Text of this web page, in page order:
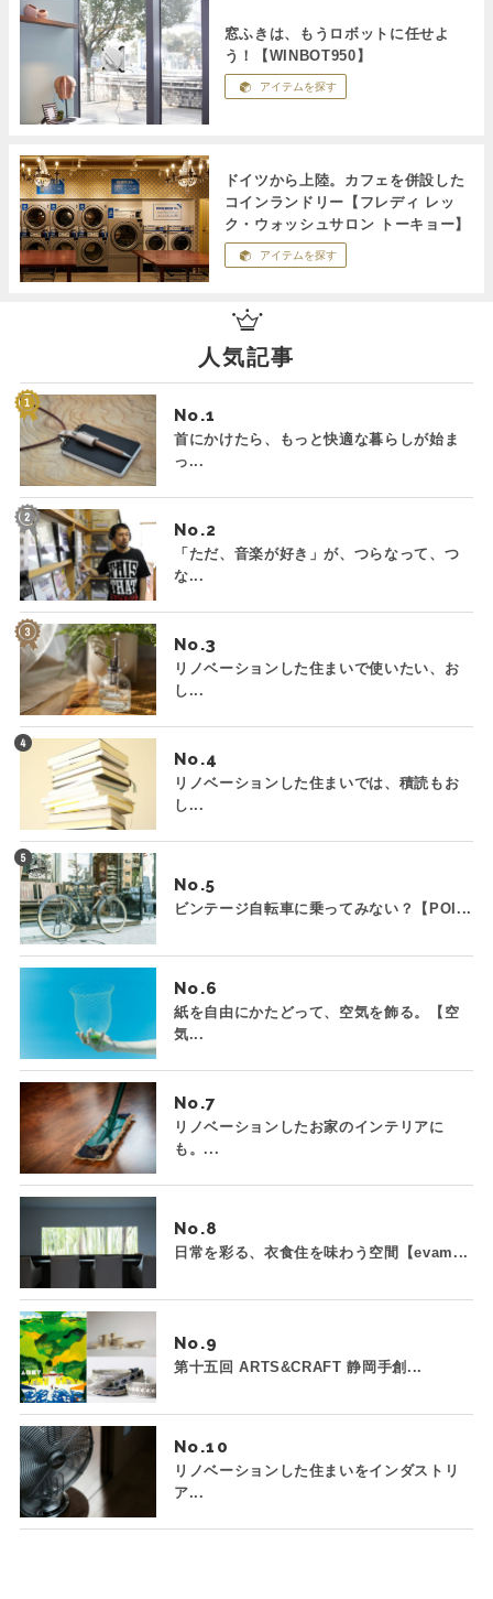
窓ふきは、もうロボットに任せよ
う！【WINBOT950】
アイテムを探す
ドイツから上陸。カフェを併設した
コインランドリー【フレディ レッ
ク・ウォッシュサロン トーキョー】
アイテムを探す
人気記事
No.
首にかけたら、もっと快適な暮らしが始ま
っ...
No.
「ただ、音楽が好き」が、つらなって、つ
な...
No.
リノベーションした住まいで使いたい、お
し...
No.
リノベーションした住まいでは、積読もお
し...
No.
ビンテージ自転車に乗ってみない？【POI...
No.
紙を自由にかたどって、空気を飾る。【空
気...
No.
リノベーションしたお家のインテリアに
も。...
No.
日常を彩る、衣食住を味わう空間【evam...
No.
第十五回 ARTS&CRAFT 静岡手創...
No.
リノベーションした住まいをインダストリ
ア...